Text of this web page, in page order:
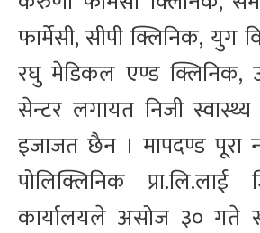
फार्मेसी, सीपी क्लिनिक, युग
रघु मेडिकल एण्ड क्लिनिक,
सेन्टर लगायत निजी
इजाजत छैन । मापदण्ड पूरा
पोलिक्लिनिक प्रा.लि.लाई
कार्यालयले असोज ३० गते